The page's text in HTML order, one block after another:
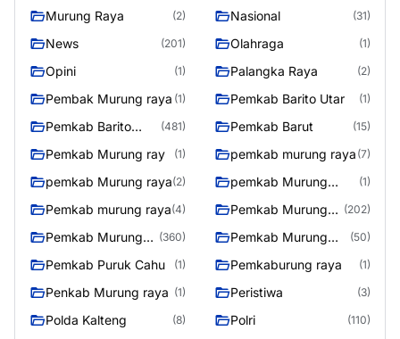
Murung Raya (2) Nasional (31)
News (201) Olahraga (1)
Opini (1) Palangka Raya (2)
Pembak Murung raya (1) Pemkab Barito Utar (1)
Pemkab Barito
(481) Pemkab Barut (15)
Pemkab Murung ray (1) pemkab murung raya (7)
pemkab Murung raya(2)
pemkab Murung
(1)
Pemkab murung raya(4)
Pemkab Murung
(202)
Pemkab Murung
(360)
Pemkab Murung
(50)
Pemkab Puruk Cahu (1) Pemkaburung raya (1)
Penkab Murung raya (1) Peristiwa (3)
Polda Kalteng (8) Polri (110)